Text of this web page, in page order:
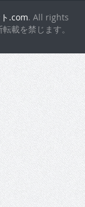
ト.com. All rights
載を禁じます。